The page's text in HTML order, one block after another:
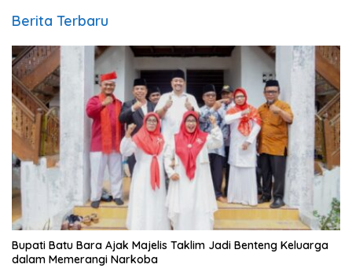
Berita Terbaru
Bupati Batu Bara Ajak Majelis Taklim Jadi Benteng Keluarga
dalam Memerangi Narkoba